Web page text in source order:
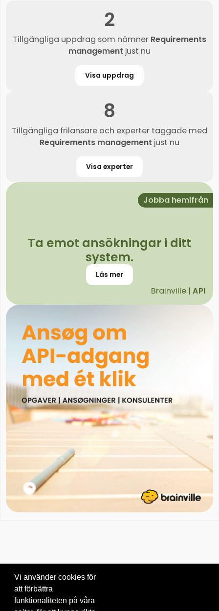
2
Tillgängliga uppdrag som nämner Requirements
management just nu
Visa uppdrag
8
Tillgängliga frilansare och experter taggade med
Requirements management just nu
Visa experter
Jobba hemifrån
Ta emot ansökningar i ditt
system.
Läs mer
Brainville |API
© 2026 Brainville AB. |Villkor för tjänsten
Vi använder cookies för
att förbättra
funktionaliteten på våra